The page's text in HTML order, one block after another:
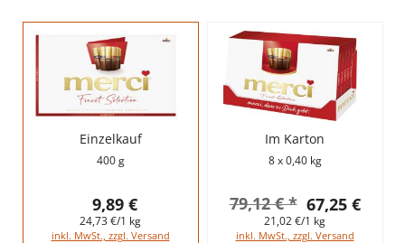
Einzelkauf
400 g
9,89 €
24,73 €/1 kg
inkl. MwSt., zzgl. Versand
Im Karton
8 x 0,40 kg
67,25 €
79,12 € *
21,02 €/1 kg
inkl. MwSt., zzgl. Versand